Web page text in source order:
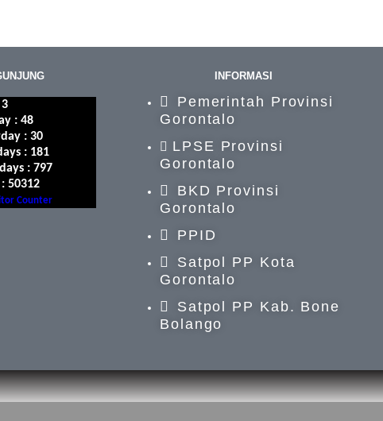
3
: 48
: 30
: 181
: 797
50312
Counter
INFORMASI
Pemerintah Provinsi
Gorontalo
LPSE Provinsi
Gorontalo
BKD Provinsi
Gorontalo
PPID
Satpol PP Kota
Gorontalo
Satpol PP Kab. Bone
Bolango